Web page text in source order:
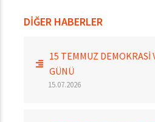
DİĞER HABERLER
15 TEMMUZ DEMOKRASİ
GÜNÜ
15.07.2026